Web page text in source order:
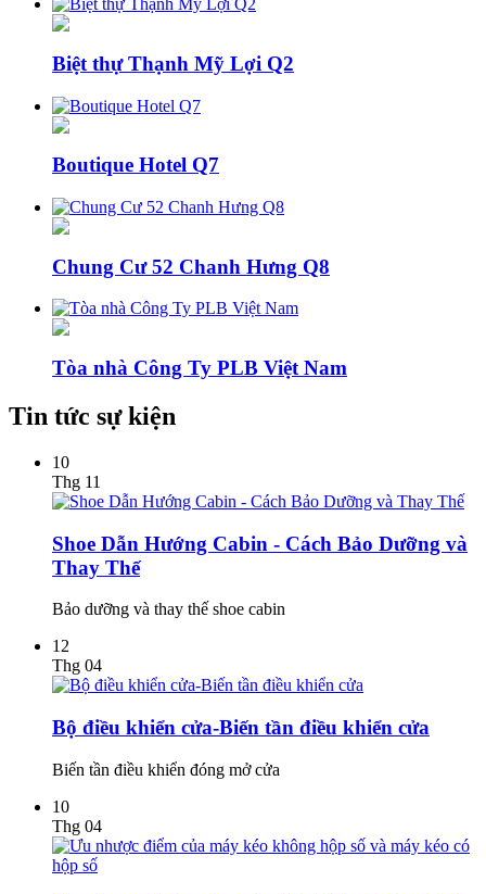
Biệt thự Thạnh Mỹ Lợi Q2
Boutique Hotel Q7
Chung Cư 52 Chanh Hưng Q8
Tòa nhà Công Ty PLB Việt Nam
Tin tức sự kiện
10
Thg 11
Shoe Dẫn Hướng Cabin - Cách Bảo Dưỡng và
Thay Thế
Bảo dưỡng và thay thế shoe cabin
12
Thg 04
Bộ điều khiển cửa-Biến tần điều khiển cửa
Biến tần điều khiển đóng mở cửa
10
Thg 04